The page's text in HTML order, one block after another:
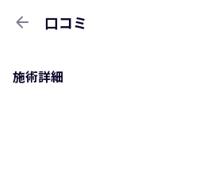
arrow_back 口コミ
施術詳細